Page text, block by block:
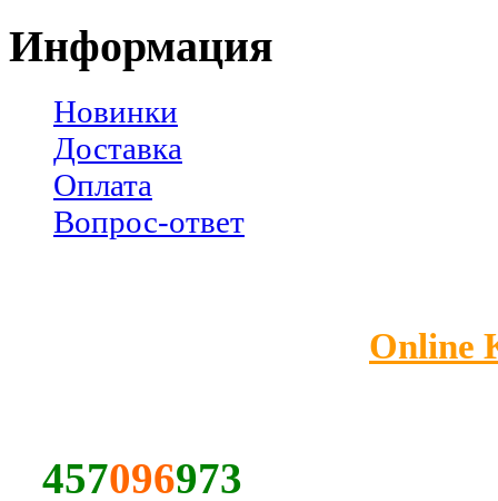
Информация
Новинки
Доставка
Оплата
Вопрос-ответ
Online
457096973